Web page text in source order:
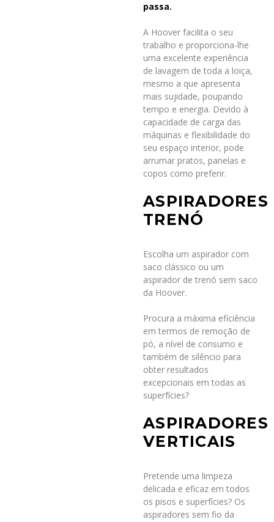
passa.
A Hoover facilita o seu
trabalho e proporciona-lhe
uma excelente experiência
de lavagem de toda a loiça,
mesmo a que apresenta
mais sujidade, poupando
tempo e energia. Devido à
capacidade de carga das
máquinas e flexibilidade do
seu espaço interior, pode
arrumar pratos, panelas e
copos como preferir.
ASPIRADORES
TRENÓ
Escolha um aspirador com
saco clássico ou um
aspirador de trenó sem saco
da Hoover.
Procura a máxima eficiência
em termos de remoção de
pó, a nível de consumo e
também de silêncio para
obter resultados
excepcionais em todas as
superfícies?
ASPIRADORES
VERTICAIS
Pretende uma limpeza
delicada e eficaz em todos
os pisos e superfícies? Os
aspiradores sem fio da